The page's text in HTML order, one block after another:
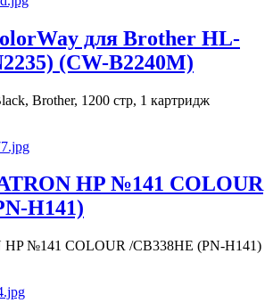
для Brother HL-
(CW-B2240M)
Brother, 1200 стр, 1 картридж
HP №141 COLOUR
H141)
HP №141 COLOUR /CB338HE (PN-H141)